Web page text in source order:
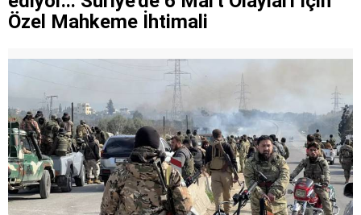
Özel Mahkeme İhtimali